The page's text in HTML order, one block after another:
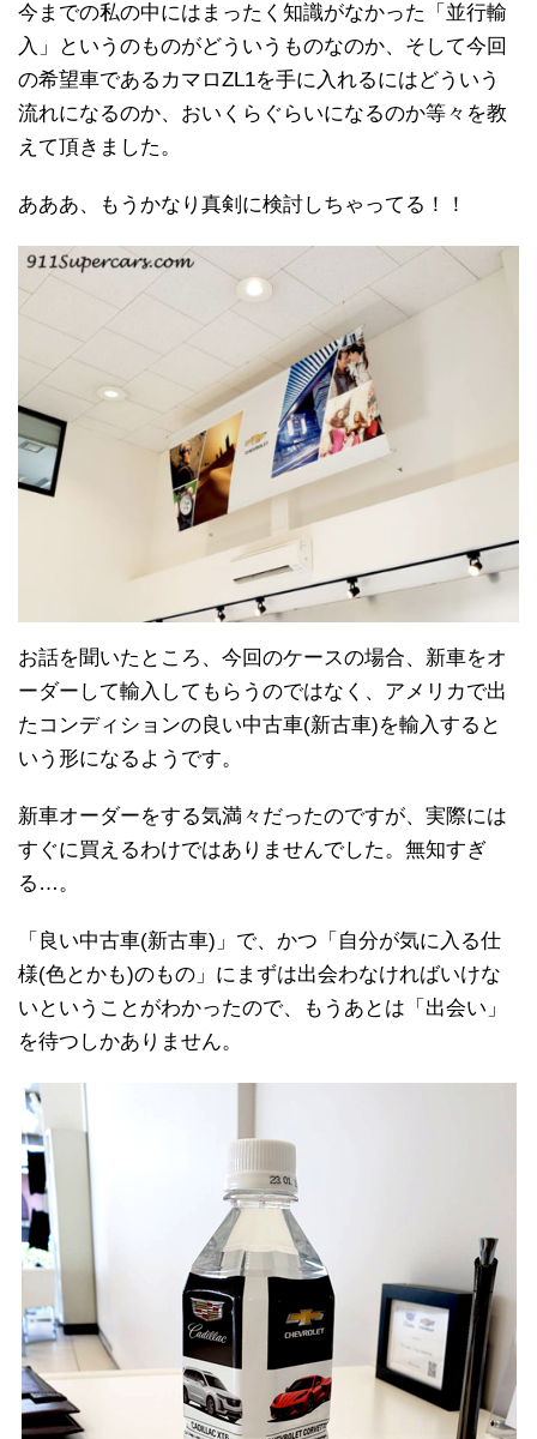
今までの私の中にはまったく知識がなかった「並行輸
入」というのものがどういうものなのか、そして今回
の希望車であるカマロZL1を手に入れるにはどういう
流れになるのか、おいくらぐらいになるのか等々を教
えて頂きました。
あああ、もうかなり真剣に検討しちゃってる！！
お話を聞いたところ、今回のケースの場合、新車をオ
ーダーして輸入してもらうのではなく、アメリカで出
たコンディションの良い中古車(新古車)を輸入すると
いう形になるようです。
新車オーダーをする気満々だったのですが、実際には
すぐに買えるわけではありませんでした。無知すぎ
る…。
「良い中古車(新古車)」で、かつ「自分が気に入る仕
様(色とかも)のもの」にまずは出会わなければいけな
いということがわかったので、もうあとは「出会い」
を待つしかありません。